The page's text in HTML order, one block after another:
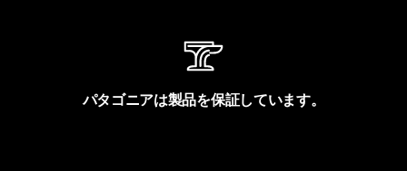
パタゴニアは製品を保証しています。